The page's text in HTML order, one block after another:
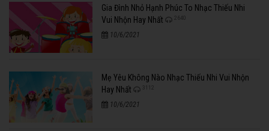
Gia Đình Nhỏ Hạnh Phúc To Nhạc Thiếu Nhi
Vui Nhộn Hay Nhất
2640
10/6/2021
Mẹ Yêu Không Nào Nhạc Thiếu Nhi Vui Nhộn
Hay Nhất
3112
10/6/2021